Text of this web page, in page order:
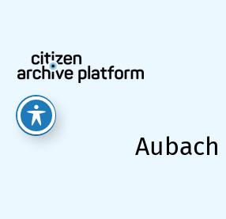
springen
Aubach